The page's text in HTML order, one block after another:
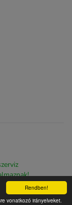
Rendben!
vonatkozó irányelveket.
byThe Web